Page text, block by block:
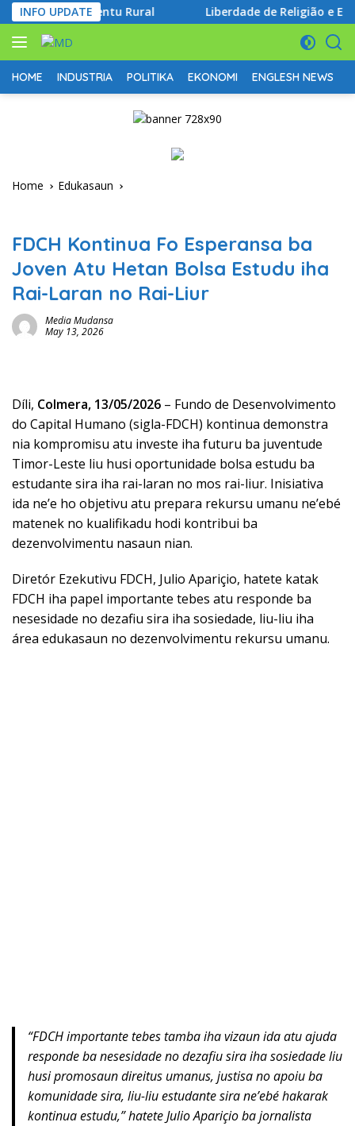
Skip
to
content
INFO UPDATERural Liberdade de Religião e
HOME INDUSTRIA POLITIKA EKONOMI ENGLESH NEWS
Home Edukasaun
FDCH Kontinua Fo Esperansa ba
Joven Atu Hetan Bolsa Estudu iha
Rai-Laran no Rai-Liur
Media Mudansa
May 13, 2026
Díli, Colmera, 13/05/2026 – Fundo de Desenvolvimento
do Capital Humano (sigla-FDCH) kontinua demonstra
nia kompromisu atu investe iha futuru ba juventude
Timor-Leste liu husi oportunidade bolsa estudu ba
estudante sira iha rai-laran no mos rai-liur. Inisiativa
ida ne’e ho objetivu atu prepara rekursu umanu ne’ebé
matenek no kualifikadu hodi kontribui ba
dezenvolvimentu nasaun nian.
Diretór Ezekutivu FDCH, Julio Apariçio, hatete katak
FDCH iha papel importante tebes atu responde ba
nesesidade no dezafiu sira iha sosiedade, liu-liu iha
área edukasaun no dezenvolvimentu rekursu umanu.
“FDCH importante tebes tamba iha vizaun ida atu ajuda
responde ba nesesidade no dezafiu sira iha sosiedade liu
husi promosaun direitus umanus, justisa no apoiu ba
komunidade sira, liu-liu estudante sira ne’ebé hakarak
kontinua estudu,” hatete Julio Apariçio ba jornalista